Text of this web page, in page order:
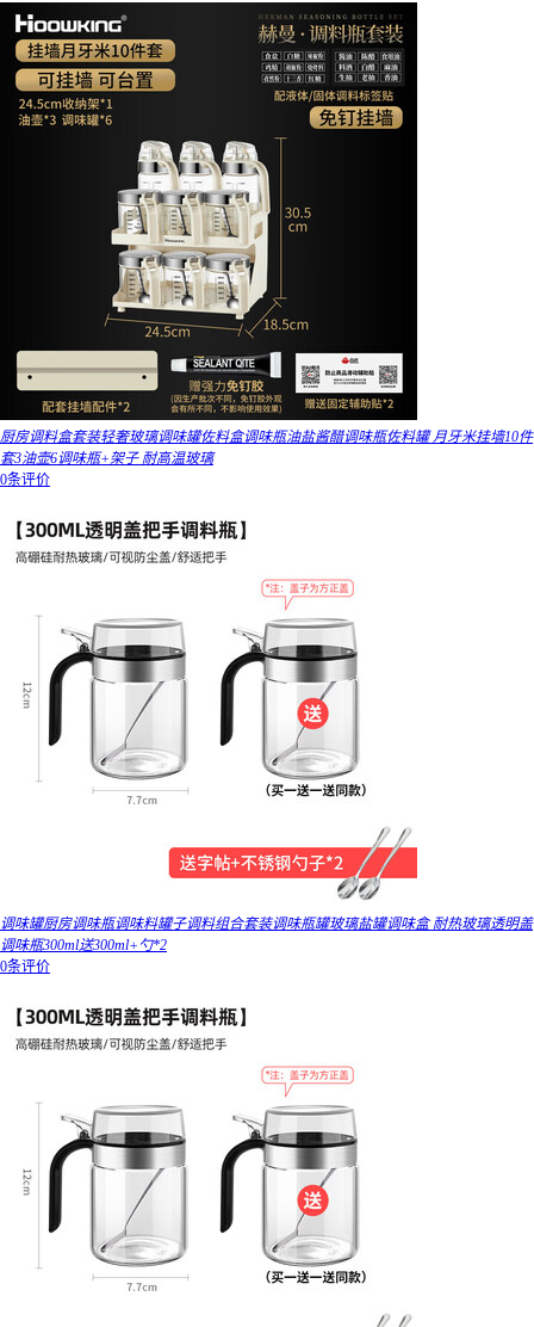
厨房调料盒套装轻奢玻璃调味罐佐料盒调味瓶油盐酱醋调味瓶佐料罐 月牙米挂墙10件
套3油壶6调味瓶+架子 耐高温玻璃
0条评价
调味罐厨房调味瓶调味料罐子调料组合套装调味瓶罐玻璃盐罐调味盒 耐热玻璃透明盖
调味瓶300ml送300ml+勺*2
0条评价